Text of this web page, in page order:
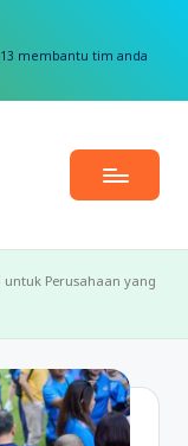
membantu tim anda
Perusahaan yang